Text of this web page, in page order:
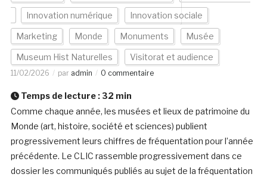
Innovation numérique Innovation sociale
Marketing Monde Monuments Musée
Museum Hist Naturelles Visitorat et audience
11/02/2026 par admin 0 commentaire
Temps de lecture : 32 min
Comme chaque année, les musées et lieux de patrimoine du
Monde (art, histoire, société et sciences) publient
progressivement leurs chiffres de fréquentation pour l’année
précédente. Le CLIC rassemble progressivement dans ce
dossier les communiqués publiés au sujet de la fréquentation